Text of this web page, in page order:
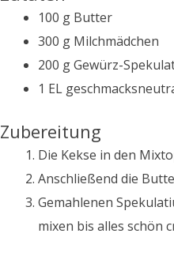
100 g Butter
300 g Milchmädchen
200 g Gewürz-
1 EL
Zubereitung
Die Kekse in den
Anschließend die
Gemahlenen
mixen bis alles schön